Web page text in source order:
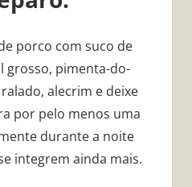
porco com suco de
grosso, pimenta-do-
alecrim e deixe
por pelo menos uma
durante a noite
integrem ainda mais.